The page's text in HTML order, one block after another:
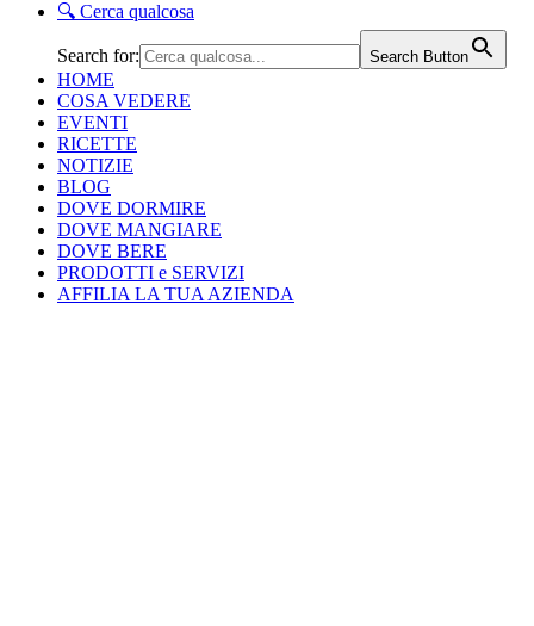
🔍 Cerca qualcosa
Search for: Search Button
HOME
COSA VEDERE
EVENTI
RICETTE
NOTIZIE
BLOG
DOVE DORMIRE
DOVE MANGIARE
DOVE BERE
PRODOTTI e SERVIZI
AFFILIA LA TUA AZIENDA